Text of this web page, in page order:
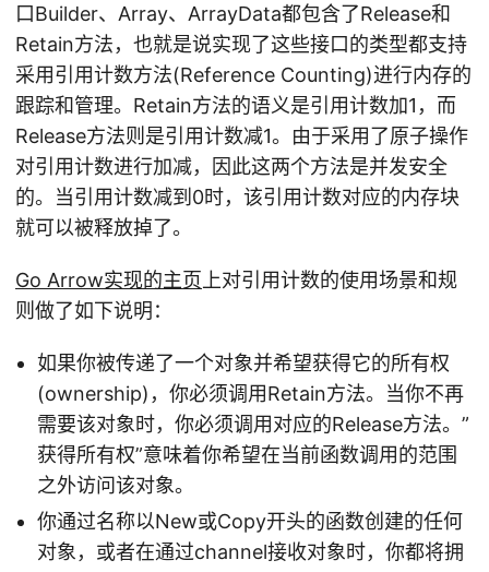
口Builder、Array、ArrayData都包含了Release和
Retain方法，也就是说实现了这些接口的类型都支持
采用引用计数方法(Reference Counting)进行内存的
跟踪和管理。Retain方法的语义是引用计数加1，而
Release方法则是引用计数减1。由于采用了原子操作
对引用计数进行加减，因此这两个方法是并发安全
的。当引用计数减到0时，该引用计数对应的内存块
就可以被释放掉了。
Go Arrow实现的主页 上对引用计数的使用场景和规
则做了如下说明：
如果你被传递了一个对象并希望获得它的所有权
(ownership)，你必须调用Retain方法。当你不再
需要该对象时，你必须调用对应的Release方法。”
获得所有权”意味着你希望在当前函数调用的范围
之外访问该对象。
你通过名称以New或Copy开头的函数创建的任何
对象，或者在通过channel接收对象时，你都将拥